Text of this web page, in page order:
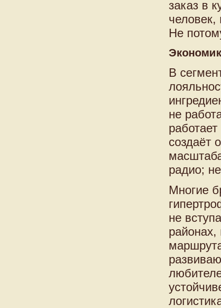
заказ в
человек,
Не
В
не
создаёт
радио;
Многие
не